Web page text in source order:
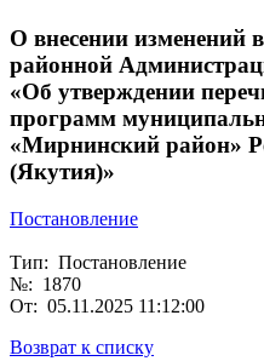
О внесении изменений
районной
«Об утверждении
программ
«Мирнинский район»
(Якутия)»
Постановление
Тип: Постановление
№: 1870
От: 05.11.2025 11:12:00
Возврат к списку